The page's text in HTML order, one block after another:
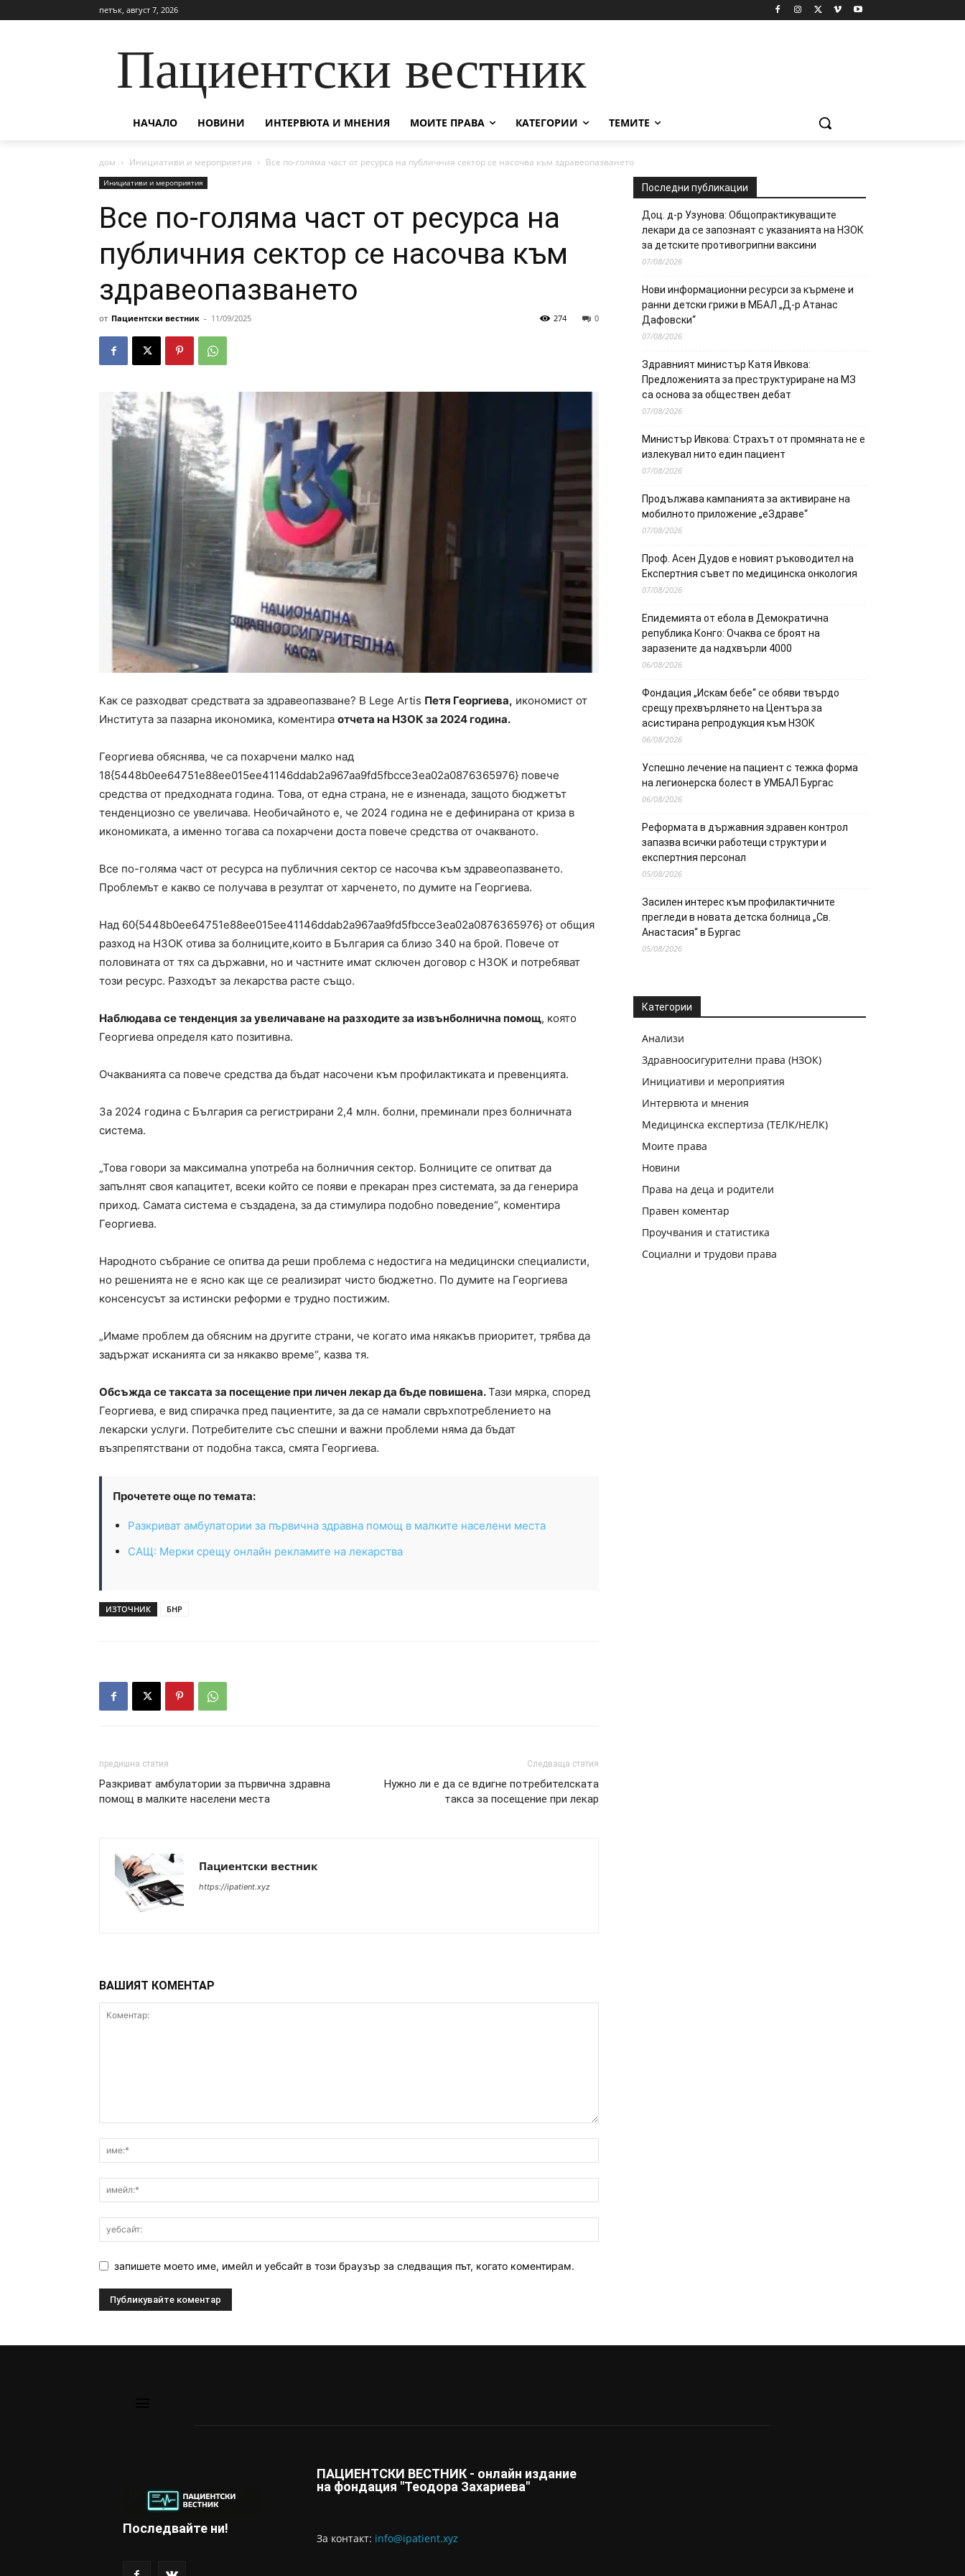
петък, август 7, 2026
Пациентски вестник
НАЧАЛО НОВИНИ ИНТЕРВЮТА И МНЕНИЯ МОИТЕ ПРАВА КАТЕГОРИИ ТЕМИТЕ
дом Инициативи и мероприятия Все по-голяма част от ресурса на публичния сектор се насочва към здравеопазването
Инициативи и мероприятия
Все по-голяма част от ресурса на
публичния сектор се насочва към
здравеопазването
от Пациентски вестник - 11/09/2025 0
274
Как се разходват средствата за здравеопазване? В Lege Artis Петя Георгиева, икономист от
Института за пазарна икономика, коментира отчета на НЗОК за 2024 година.
Георгиева обяснява, че са похарчени малко над
18{5448b0ee64751e88ee015ee41146ddab2a967aa9fd5fbcce3ea02a0876365976} повече
средства от предходната година. Това, от една страна, не е изненада, защото бюджетът
тенденциозно се увеличава. Необичайното е, че 2024 година не е дефинирана от криза в
икономиката, а именно тогава са похарчени доста повече средства от очакваното.
Все по-голяма част от ресурса на публичния сектор се насочва към здравеопазването.
Проблемът е какво се получава в резултат от харченето, по думите на Георгиева.
Над 60{5448b0ee64751e88ee015ee41146ddab2a967aa9fd5fbcce3ea02a0876365976} от общия
разход на НЗОК отива за болниците,които в България са близо 340 на брой. Повече от
половината от тях са държавни, но и частните имат сключен договор с НЗОК и потребяват
този ресурс. Разходът за лекарства расте също.
Наблюдава се тенденция за увеличаване на разходите за извънболнична помощ, която
Георгиева определя като позитивна.
Очакванията са повече средства да бъдат насочени към профилактиката и превенцията.
За 2024 година с България са регистрирани 2,4 млн. болни, преминали през болничната
система.
„Това говори за максимална употреба на болничния сектор. Болниците се опитват да
запълнят своя капацитет, всеки който се появи е прекаран през системата, за да генерира
приход. Самата система е създадена, за да стимулира подобно поведение“, коментира
Георгиева.
Народното събрание се опитва да реши проблема с недостига на медицински специалисти,
но решенията не е ясно как ще се реализират чисто бюджетно. По думите на Георгиева
консенсусът за истински реформи е трудно постижим.
„Имаме проблем да обясним на другите страни, че когато има някакъв приоритет, трябва да
задържат исканията си за някакво време“, казва тя.
Обсъжда се таксата за посещение при личен лекар да бъде повишена.Тази мярка, според
Георгиева, е вид спирачка пред пациентите, за да се намали свръхпотреблението на
лекарски услуги. Потребителите със спешни и важни проблеми няма да бъдат
възпрепятствани от подобна такса, смята Георгиева.
Прочетете още по темата:
Разкриват амбулатории за първична здравна помощ в малките населени места
САЩ: Мерки срещу онлайн рекламите на лекарства
ИЗТОЧНИК БНР
предишна статия
Разкриват амбулатории за първична здравна
помощ в малките населени места
Следваща статия
Нужно ли е да се вдигне потребителската
такса за посещение при лекар
Пациентски вестник
https://ipatient.xyz
ВАШИЯТ КОМЕНТАР
запишете моето име, имейл и уебсайт в този браузър за следващия път, когато коментирам.
Последни публикации
Доц. д-р Узунова: Общопрактикуващите
лекари да се запознаят с указанията на НЗОК
за детските противогрипни ваксини
07/08/2026
Нови информационни ресурси за кърмене и
ранни детски грижи в МБАЛ „Д-р Атанас
Дафовски“
07/08/2026
Здравният министър Катя Ивкова:
Предложенията за преструктуриране на МЗ
са основа за обществен дебат
07/08/2026
Министър Ивкова: Страхът от промяната не е
излекувал нито един пациент
07/08/2026
Продължава кампанията за активиране на
мобилното приложение „еЗдраве“
07/08/2026
Проф. Асен Дудов е новият ръководител на
Експертния съвет по медицинска онкология
07/08/2026
Епидемията от ебола в Демократична
република Конго: Очаква се броят на
заразените да надхвърли 4000
06/08/2026
Фондация „Искам бебе“ се обяви твърдо
срещу прехвърлянето на Центъра за
асистирана репродукция към НЗОК
06/08/2026
Успешно лечение на пациент с тежка форма
на легионерска болест в УМБАЛ Бургас
06/08/2026
Реформата в държавния здравен контрол
запазва всички работещи структури и
експертния персонал
05/08/2026
Засилен интерес към профилактичните
прегледи в новата детска болница „Св.
Анастасия“ в Бургас
05/08/2026
Категории
Анализи
Здравноосигурителни права (НЗОК)
Инициативи и мероприятия
Интервюта и мнения
Медицинска експертиза (ТЕЛК/НЕЛК)
Моите права
Новини
Права на деца и родители
Правен коментар
Проучвания и статистика
Социални и трудови права
Последвайте ни!
ПАЦИЕНТСКИ ВЕСТНИК - онлайн издание
на фондация "Теодора Захариева"
За контaкт: info@ipatient.xyz